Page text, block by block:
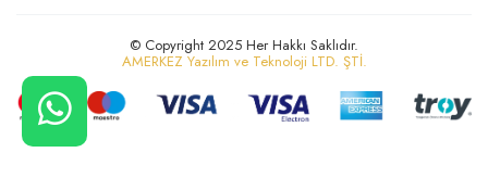
© Copyright 2025 Her Hakkı Saklıdır.
AMERKEZ Yazılım ve Teknoloji LTD. ŞTİ.